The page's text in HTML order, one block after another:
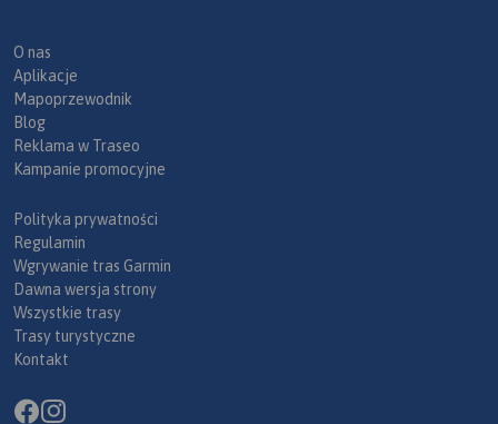
O nas
Aplikacje
Mapoprzewodnik
Blog
Reklama w Traseo
Kampanie promocyjne
Polityka prywatności
Regulamin
Wgrywanie tras Garmin
Dawna wersja strony
Wszystkie trasy
Trasy turystyczne
Kontakt